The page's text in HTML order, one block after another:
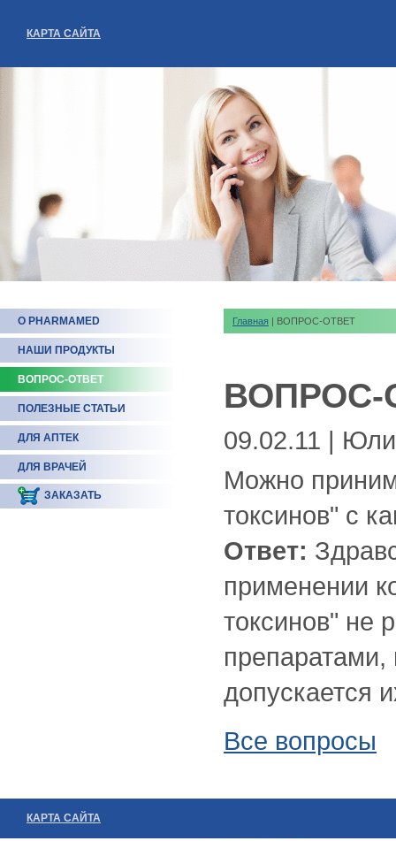
КАРТА САЙТА
О PHARMAMED
НАШИ ПРОДУКТЫ
ВОПРОС-ОТВЕТ
ПОЛЕЗНЫЕ СТАТЬИ
ДЛЯ АПТЕК
ДЛЯ ВРАЧЕЙ
ЗАКАЗАТЬ
Главная | ВОПРОС-ОТВЕТ
ВОПРОС-
09.02.11 |
Можно
токсинов" с
Ответ:
применении
токсинов" не
препаратами,
допускается
Все вопросы
КАРТА САЙТА